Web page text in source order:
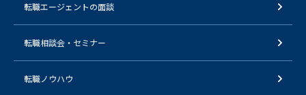
転職エージェントの面談
転職相談会・セミナー
転職ノウハウ